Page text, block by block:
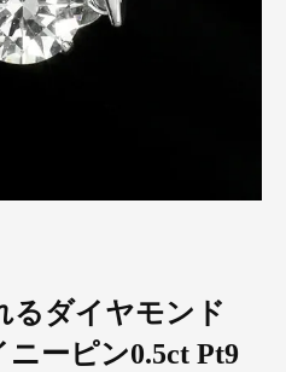
るダイヤモンド
ーピン0.5ct Pt9